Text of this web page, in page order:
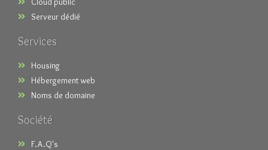
Serveur dédié
Services
Housing
Hébergement web
Noms de domaine
Société
F.A.Q's